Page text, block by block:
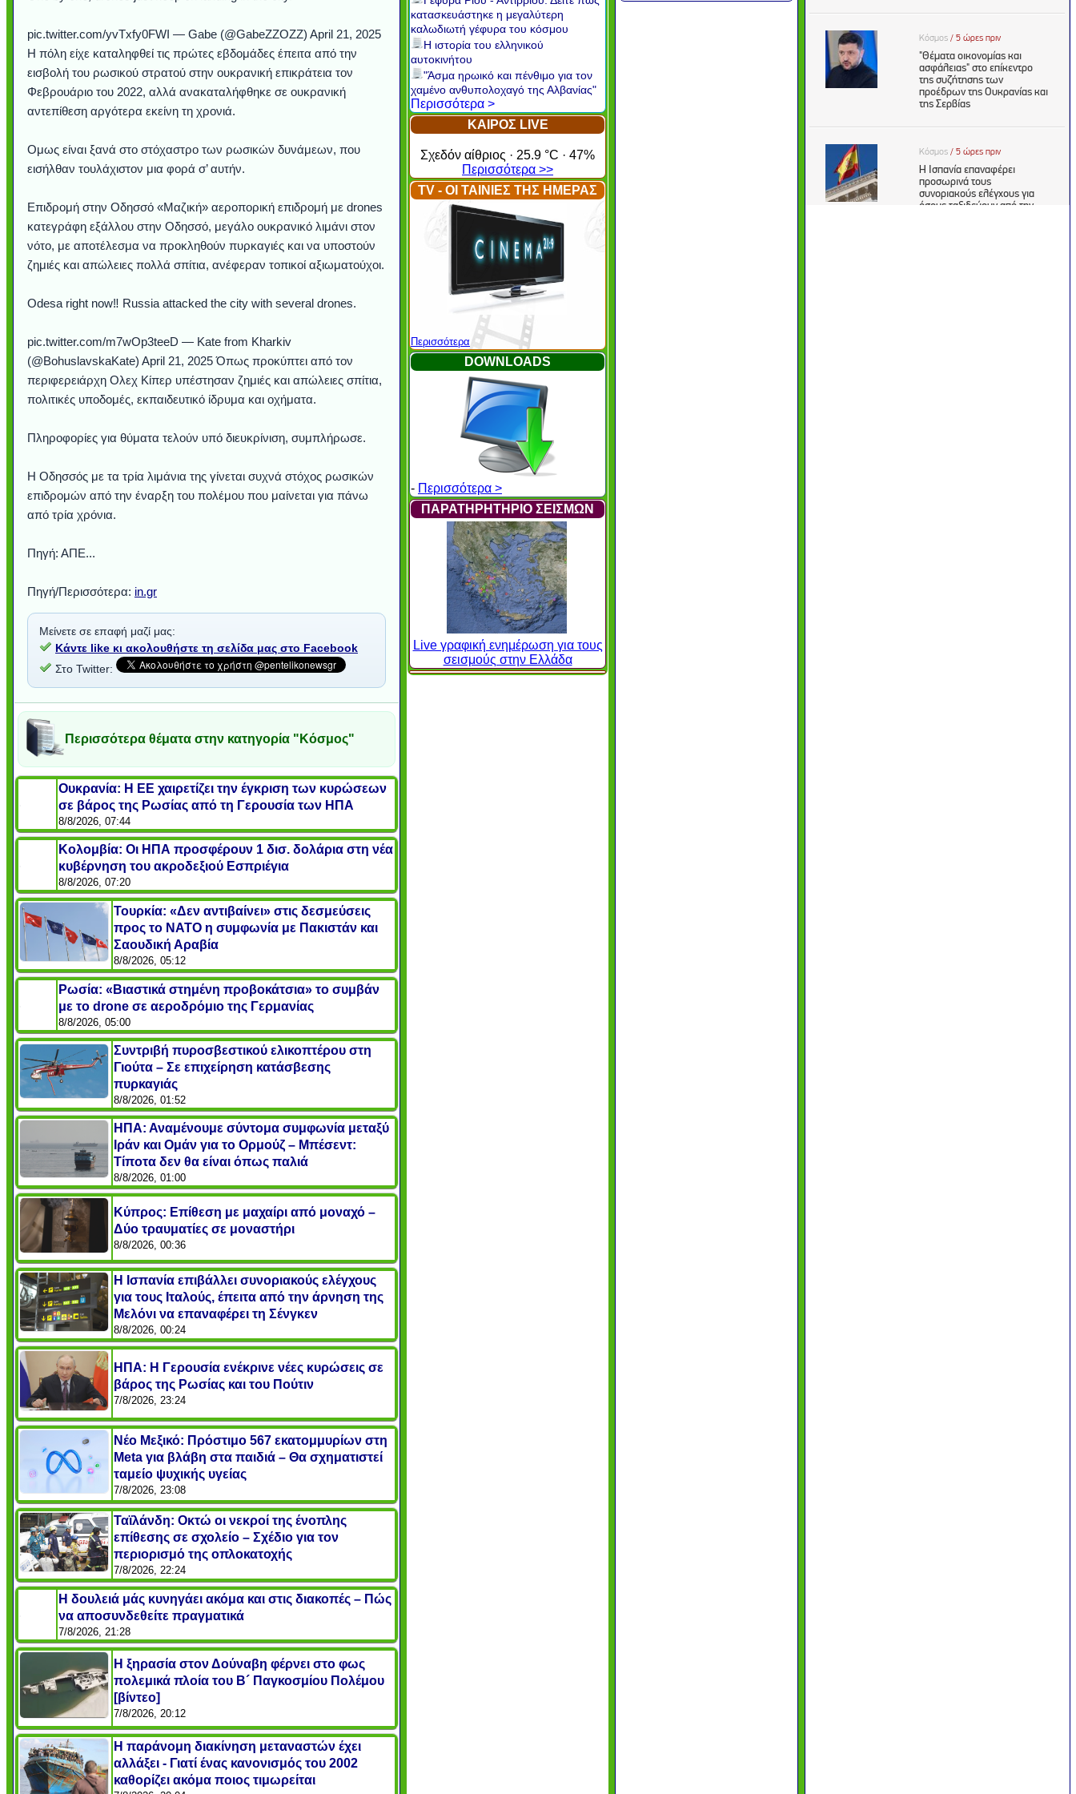
pic.twitter.com/yvTxfy0FWI — Gabe (@GabeZZOZZ) April 21, 2025
Η πόλη είχε καταληφθεί τις πρώτες εβδομάδες έπειτα από την
εισβολή του ρωσικού στρατού στην ουκρανική επικράτεια τον
Φεβρουάριο του 2022, αλλά ανακαταλήφθηκε σε ουκρανική
αντεπίθεση αργότερα εκείνη τη χρονιά.
Ομως είναι ξανά στο στόχαστρο των ρωσικών δυνάμεων, που
εισήλθαν τουλάχιστον μια φορά σ’ αυτήν.
Επιδρομή στην Οδησσό «Μαζική» αεροπορική επιδρομή με drones
κατεγράφη εξάλλου στην Οδησσό, μεγάλο ουκρανικό λιμάνι στον
νότο, με αποτέλεσμα να προκληθούν πυρκαγιές και να υποστούν
ζημιές και απώλειες πολλά σπίτια, ανέφεραν τοπικοί αξιωματούχοι.
Odesa right now‼️ Russia attacked the city with several drones.
pic.twitter.com/m7wOp3teeD — Kate from Kharkiv
(@BohuslavskaKate) April 21, 2025 Όπως προκύπτει από τον
περιφερειάρχη Ολεχ Κίπερ υπέστησαν ζημιές και απώλειες σπίτια,
πολιτικές υποδομές, εκπαιδευτικό ίδρυμα και οχήματα.
Πληροφορίες για θύματα τελούν υπό διευκρίνιση, συμπλήρωσε.
Η Οδησσός με τα τρία λιμάνια της γίνεται συχνά στόχος ρωσικών
επιδρομών από την έναρξη του πολέμου που μαίνεται για πάνω
από τρία χρόνια.
Πηγή: ΑΠΕ...
Πηγή/Περισσότερα: in.gr
Μείνετε σε επαφή μαζί μας:
Κάντε like κι ακολουθήστε τη σελίδα μας στο Facebook
Στο Twitter:
Περισσότερα θέματα στην κατηγορία "Κόσμος"
Ουκρανία: Η ΕΕ χαιρετίζει την έγκριση των κυρώσεων
σε βάρος της Ρωσίας από τη Γερουσία των ΗΠΑ
8/8/2026, 07:44
Κολομβία: Οι ΗΠΑ προσφέρουν 1 δισ. δολάρια στη νέα
κυβέρνηση του ακροδεξιού Εσπριέγια
8/8/2026, 07:20
Τουρκία: «Δεν αντιβαίνει» στις δεσμεύσεις
προς το ΝΑΤΟ η συμφωνία με Πακιστάν και
Σαουδική Αραβία
8/8/2026, 05:12
Ρωσία: «Βιαστικά στημένη προβοκάτσια» το συμβάν
με το drone σε αεροδρόμιο της Γερμανίας
8/8/2026, 05:00
Συντριβή πυροσβεστικού ελικοπτέρου στη
Γιούτα – Σε επιχείρηση κατάσβεσης
πυρκαγιάς
8/8/2026, 01:52
ΗΠΑ: Αναμένουμε σύντομα συμφωνία μεταξύ
Ιράν και Ομάν για το Ορμούζ – Μπέσεντ:
Τίποτα δεν θα είναι όπως παλιά
8/8/2026, 01:00
Κύπρος: Επίθεση με μαχαίρι από μοναχό –
Δύο τραυματίες σε μοναστήρι
8/8/2026, 00:36
Η Ισπανία επιβάλλει συνοριακούς ελέγχους
για τους Ιταλούς, έπειτα από την άρνηση της
Μελόνι να επαναφέρει τη Σένγκεν
8/8/2026, 00:24
ΗΠΑ: Η Γερουσία ενέκρινε νέες κυρώσεις σε
βάρος της Ρωσίας και του Πούτιν
7/8/2026, 23:24
Νέο Μεξικό: Πρόστιμο 567 εκατομμυρίων στη
Meta για βλάβη στα παιδιά – Θα σχηματιστεί
ταμείο ψυχικής υγείας
7/8/2026, 23:08
Ταϊλάνδη: Οκτώ οι νεκροί της ένοπλης
επίθεσης σε σχολείο – Σχέδιο για τον
περιορισμό της οπλοκατοχής
7/8/2026, 22:24
Η δουλειά μάς κυνηγάει ακόμα και στις διακοπές – Πώς
να αποσυνδεθείτε πραγματικά
7/8/2026, 21:28
Η ξηρασία στον Δούναβη φέρνει στο φως
πολεμικά πλοία του Β´ Παγκοσμίου Πολέμου
[βίντεο]
7/8/2026, 20:12
Η παράνομη διακίνηση μεταναστών έχει
αλλάξει - Γιατί ένας κανονισμός του 2002
καθορίζει ακόμα ποιος τιμωρείται
κατασκευάστηκε η μεγαλύτερη
καλωδιωτή γέφυρα του κόσμου
Η ιστορία του ελληνικού
αυτοκινήτου
"Άσμα ηρωικό και πένθιμο για τον
χαμένο ανθυπολοχαγό της Αλβανίας"
Περισσότερα >
ΚΑΙΡΟΣ LIVE
Σχεδόν αίθριος · 25.9 °C · 47%
Περισσότερα >>
TV - ΟΙ ΤΑΙΝΙΕΣ ΤΗΣ ΗΜΕΡΑΣ
Περισσότερα
DOWNLOADS
- Περισσότερα >
ΠΑΡΑΤΗΡΗΤΗΡΙΟ ΣΕΙΣΜΩΝ
Live γραφική ενημέρωση για τους
σεισμούς στην Ελλάδα